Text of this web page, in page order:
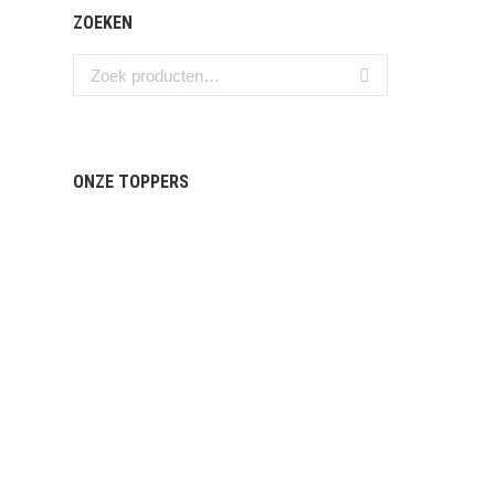
ZOEKEN
ONZE TOPPERS